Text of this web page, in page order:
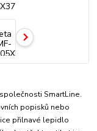
SmartLine.
popisků nebo
přilnavé lepidlo